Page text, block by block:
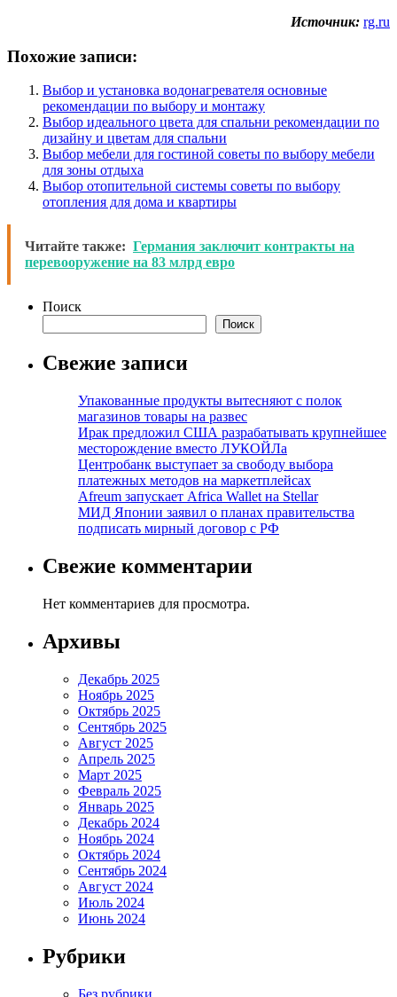
Источник: rg.ru
Похожие записи:
Выбор и установка водонагревателя основные
рекомендации по выбору и монтажу
Выбор идеального цвета для спальни рекомендации по
дизайну и цветам для спальни
Выбор мебели для гостиной советы по выбору мебели
для зоны отдыха
Выбор отопительной системы советы по выбору
отопления для дома и квартиры
Читайте также: Германия заключит контракты на
перевооружение на 83 млрд евро
Поиск
Поиск
Свежие записи
Упакованные продукты вытесняют с полок
магазинов товары на развес
Ирак предложил США разрабатывать крупнейшее
месторождение вместо ЛУКОЙЛа
Центробанк выступает за свободу выбора
платежных методов на маркетплейсах
Afreum запускает Africa Wallet на Stellar
МИД Японии заявил о планах правительства
подписать мирный договор с РФ
Свежие комментарии
Нет комментариев для просмотра.
Архивы
Декабрь 2025
Ноябрь 2025
Октябрь 2025
Сентябрь 2025
Август 2025
Апрель 2025
Март 2025
Февраль 2025
Январь 2025
Декабрь 2024
Ноябрь 2024
Октябрь 2024
Сентябрь 2024
Август 2024
Июль 2024
Июнь 2024
Рубрики
Без рубрики